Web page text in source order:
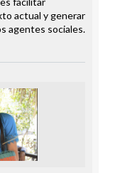
actual y generar
agentes sociales.